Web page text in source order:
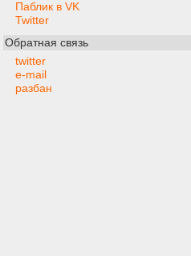
Паблик в VK
Twitter
Обратная связь
twitter
e-mail
разбан